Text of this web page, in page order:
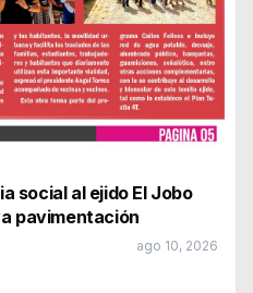
social al ejido El Jobo
pavimentación
ago 10, 2026